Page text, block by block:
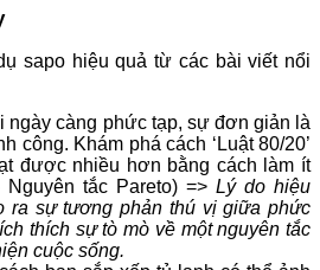
sapo hiệu quả từ các bài viết nổi
ngày càng phức tạp, sự đơn giản là
công. Khám phá cách ‘Luật 80/20’
được nhiều hơn bằng cách làm ít
Nguyên tắc Pareto) => Lý do hiệu
ra sự tương phản thú vị giữa phức
thích sự tò mò về một nguyên tắc
cuộc sống.